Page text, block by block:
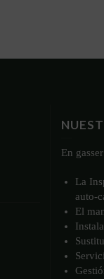
En
La
auto-
El